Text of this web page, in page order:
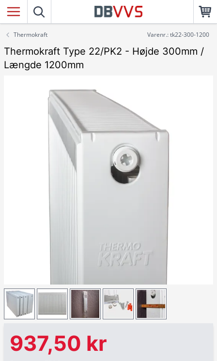
Thermokraft Varenr.: tk22-300-1200
Thermokraft Type 22/PK2 - Højde 300mm /
Længde 1200mm
937,50 kr